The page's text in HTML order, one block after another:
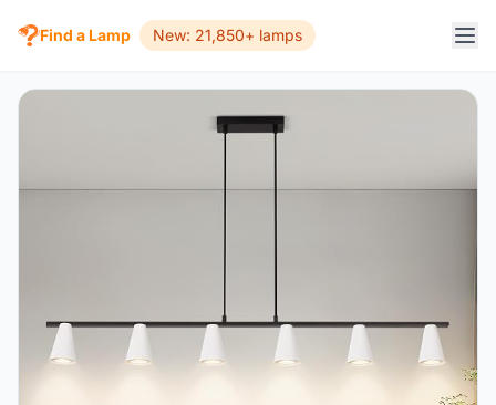
Find a Lamp New: 21,850+ lamps